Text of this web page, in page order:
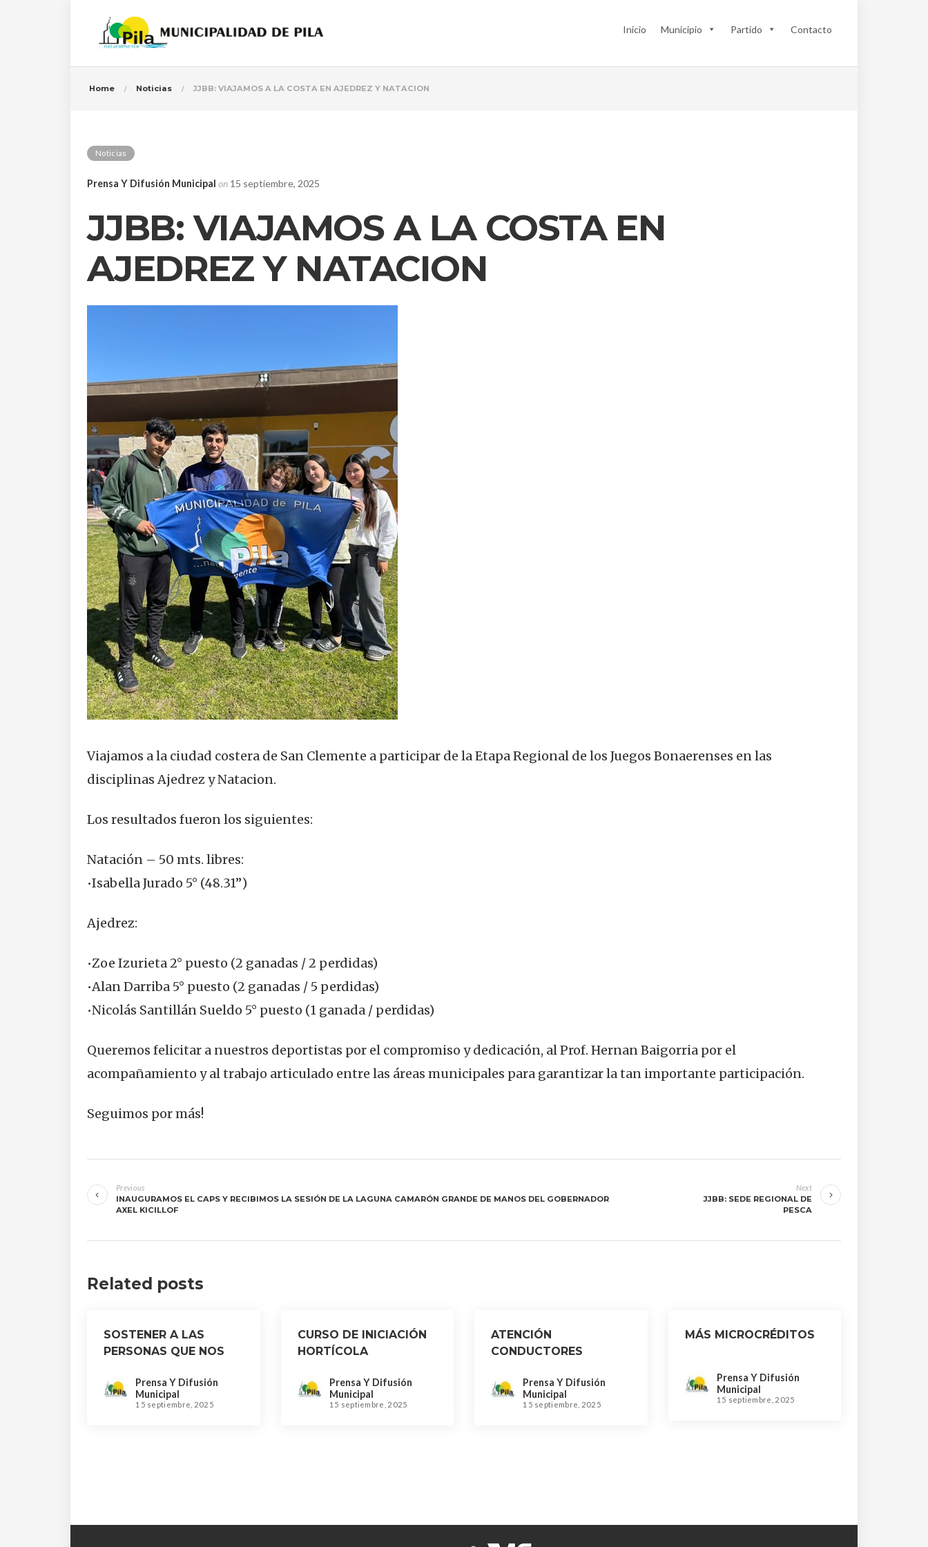
Inicio Municipio Partido Contacto
Home Noticias JJBB: VIAJAMOS A LA COSTA EN AJEDREZ Y NATACION
Noticias
Prensa Y Difusión Municipal on 15 septiembre, 2025
JJBB: VIAJAMOS A LA COSTA EN
AJEDREZ Y NATACION
Viajamos a la ciudad costera de San Clemente a participar de la Etapa Regional de los Juegos Bonaerenses en las
disciplinas Ajedrez y Natacion.
Los resultados fueron los siguientes:
Natación – 50 mts. libres:
•Isabella Jurado 5° (48.31”)
Ajedrez:
•Zoe Izurieta 2° puesto (2 ganadas / 2 perdidas)
•Alan Darriba 5° puesto (2 ganadas / 5 perdidas)
•Nicolás Santillán Sueldo 5° puesto (1 ganada / perdidas)
Queremos felicitar a nuestros deportistas por el compromiso y dedicación, al Prof. Hernan Baigorria por el
acompañamiento y al trabajo articulado entre las áreas municipales para garantizar la tan importante participación.
Seguimos por más!
dePrevious
INAUGURAMOS EL CAPS Y RECIBIMOS LA SESIÓN DE LA LAGUNA CAMARÓN GRANDE DE MANOS DEL GOBERNADOR
AXEL KICILLOF
Next
JJBB: SEDE REGIONAL DE
PESCA
Related posts
SOSTENER A LAS
PERSONAS QUE NOS
Prensa Y Difusión
Municipal
15 septiembre, 2025
CURSO DE INICIACIÓN
HORTÍCOLA
Prensa Y Difusión
Municipal
15 septiembre, 2025
ATENCIÓN
CONDUCTORES
Prensa Y Difusión
Municipal
15 septiembre, 2025
MÁS MICROCRÉDITOS
Prensa Y Difusión
Municipal
15 septiembre, 2025